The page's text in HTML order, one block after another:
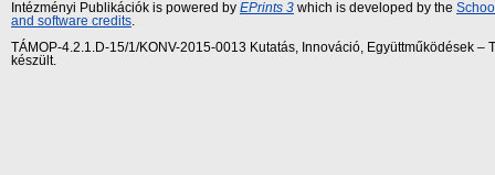
Intézményi Publikációk is powered by EPrints 3 which is developed by the
and software credits
TÁMOP-4.2.1.D-15/1/KONV-2015-0013 Kutatás, Innováció, Együttműködések
készült.